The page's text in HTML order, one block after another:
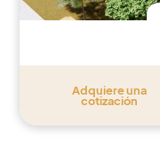
Adquiere una
cotización